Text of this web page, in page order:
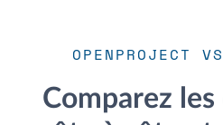
OPENPROJECT
Comparez